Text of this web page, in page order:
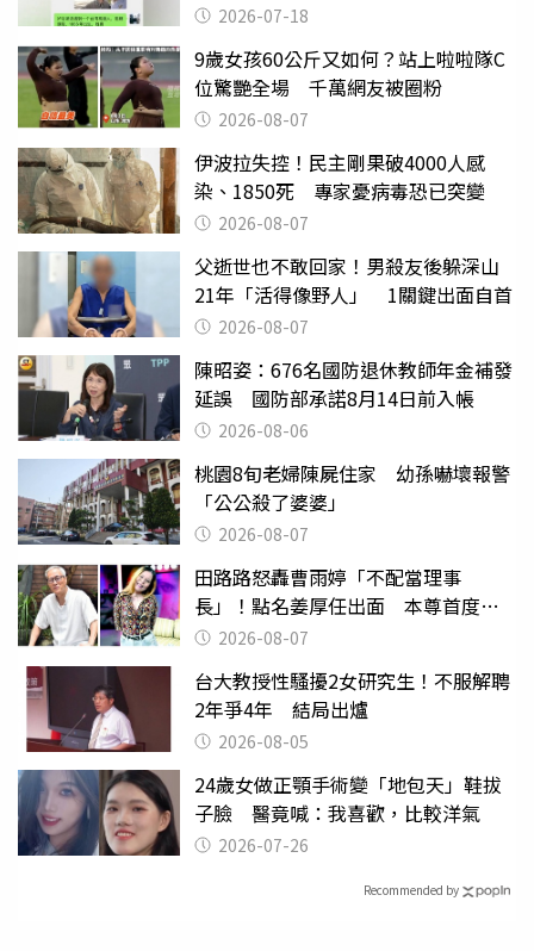
2026-07-18
9歲女孩60公斤又如何？站上啦啦隊C
位驚艷全場 千萬網友被圈粉
2026-08-07
伊波拉失控！民主剛果破4000人感
染、1850死 專家憂病毒恐已突變
2026-08-07
父逝世也不敢回家！男殺友後躲深山
21年「活得像野人」 1關鍵出面自首
2026-08-07
陳昭姿：676名國防退休教師年金補發
延誤 國防部承諾8月14日前入帳
2026-08-06
桃園8旬老婦陳屍住家 幼孫嚇壞報警
「公公殺了婆婆」
2026-08-07
田路路怒轟曹雨婷「不配當理事
長」！點名姜厚任出面 本尊首度回
應了2026-08-07
台大教授性騷擾2女研究生！不服解聘
2年爭4年 結局出爐
2026-08-05
24歲女做正顎手術變「地包天」鞋拔
子臉 醫竟喊：我喜歡，比較洋氣
2026-07-26
Recommended by